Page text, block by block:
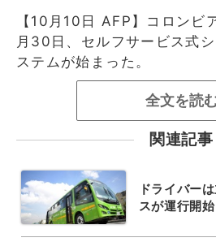
【10月10日 AFP】コロンビ
月30日、セルフサービス式
ステムが始まった。
全文を読
関連記事
ドライバー
スが運行開